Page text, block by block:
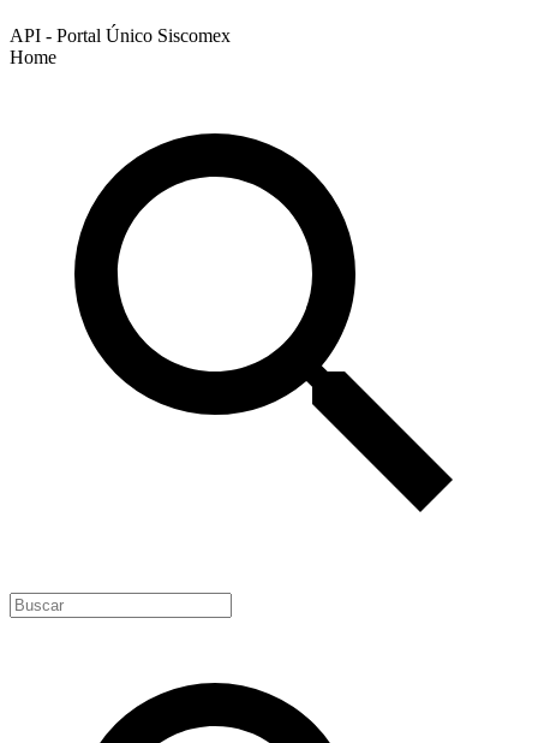
API - Portal Único Siscomex
Home